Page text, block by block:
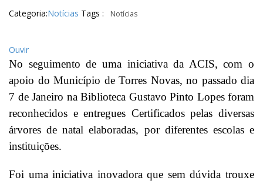
Categoria:Notícias Tags : Notícias
Ouvir
No seguimento de uma iniciativa da ACIS, com o
apoio do Município de Torres Novas, no passado dia
7 de Janeiro na Biblioteca Gustavo Pinto Lopes foram
reconhecidos e entregues Certificados pelas diversas
árvores de natal elaboradas, por diferentes escolas e
instituições.
Foi uma iniciativa inovadora que sem dúvida trouxe